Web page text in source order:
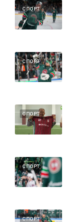
СПОРТ
СПОРТ
СПОРТ
СПОРТ
СПОРТ